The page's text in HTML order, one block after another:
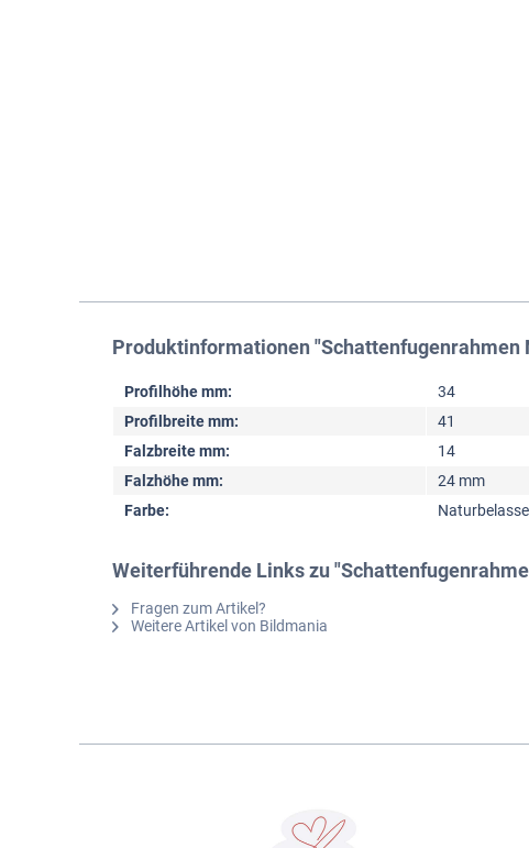
Produktinformationen "Schattenfugenrahmen
Profilhöhe mm:
34
Profilbreite mm:
41
Falzbreite mm:
14
Falzhöhe mm:
24 mm
Farbe:
Weiterführende Links zu
Fragen zum Artikel?
Weitere Artikel von Bildmania